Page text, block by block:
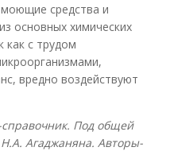
средства и
основных химических
как с трудом
вредно воздействуют
справочник. Под общей
Агаджаняна. Авторы-